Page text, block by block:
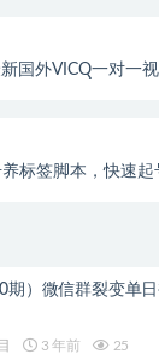
新国外VICQ一对一
标签脚本，快速起
期）微信群裂变单
3 年前 25